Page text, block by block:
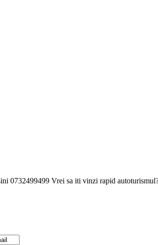
0732499499 Vrei sa iti vinzi rapid